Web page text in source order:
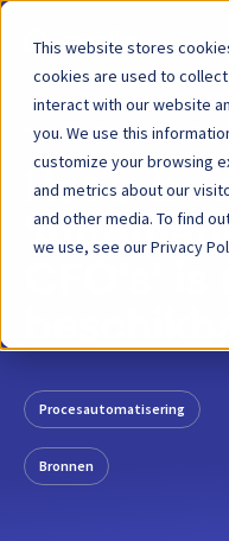
This website stores
cookies are used to
interact with our website
you. We use this
customize your browsing
and metrics about our
and other media. To find
we use, see our Privacy
TERUG
Het e-
CFO's' is
Procesautomatisering
Bronnen